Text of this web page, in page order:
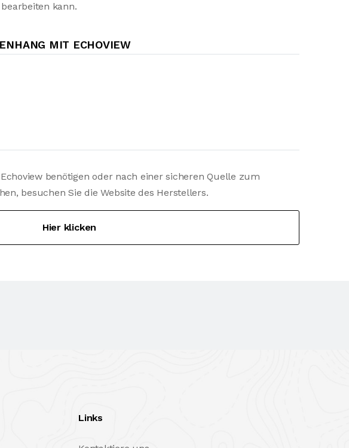
kann.
MIT ECHOVIEW
benötigen oder nach einer sicheren Quelle zum
besuchen Sie die Website des Herstellers.
Hier klicken
Links